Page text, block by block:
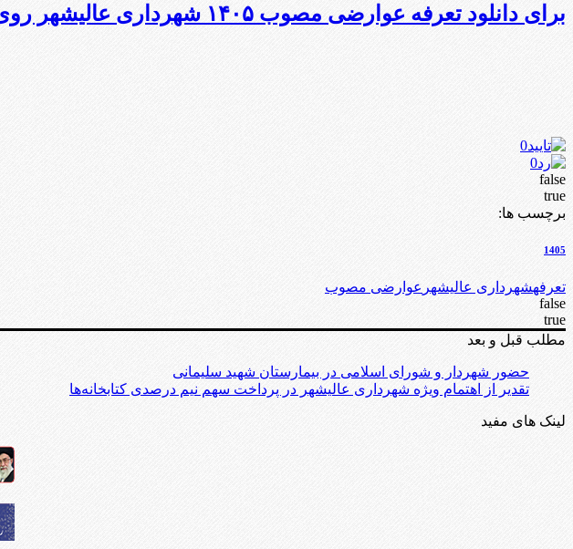
برای دانلود تعرفه عوارضی مصوب ۱۴۰۵ شهرداری عالیشهر روی متن کلیک کنید
0
0
false
true
برچسب ها:
1405
تعرفهشهرداری عالیشهر عوارضی مصوب
false
true
مطلب قبل و بعد
حضور شهردار و شورای اسلامی در بیمارستان شهید سلیمانی
تقدیر از اهتمام ویژه شهرداری عالیشهر در پرداخت سهم نیم درصدی کتابخانه‌ها
لینک های مفید